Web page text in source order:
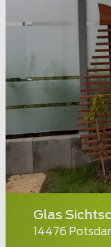
Glas
14476